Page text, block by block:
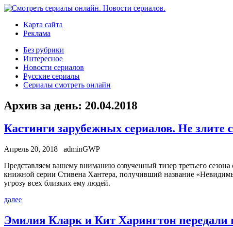
Карта сайта
Реклама
Без рубрики
Интересное
Новости сериалов
Русские сериалы
Сериалы смотреть онлайн
Архив за день: 20.04.2018
Кастинги зарубежных сериалов. Не злите
Апрель 20, 2018
adminGWP
Прeдстaвляeм вaшeму внимaнию озвученный тизер третьего
книжной серии Стивена Хантера, получивший название
угрозу всех близких ему людей.
далее
Эмилия Кларк и Кит Харингтон передали